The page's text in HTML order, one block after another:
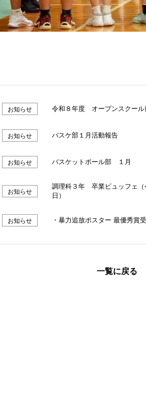
お知らせ 令和８年度 オープンスクール
お知らせ バスケ部１月活動報告
お知らせ バスケットボール部 １月
お知らせ
調理科３年 卒業ビュッフェ（
日）
お知らせ ・暴力追放ポスター 最優秀賞
一覧に戻る